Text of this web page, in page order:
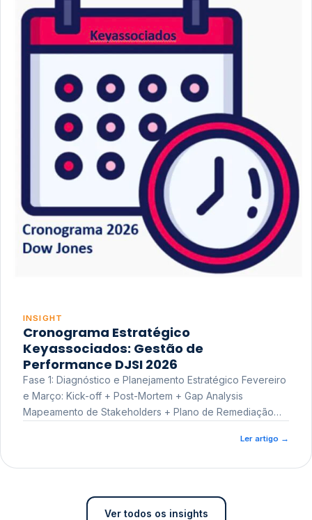
INSIGHT
Cronograma Estratégico
Keyassociados: Gestão de
Performance DJSI 2026
Fase 1: Diagnóstico e Planejamento Estratégico Fevereiro
e Março: Kick-off + Post-Mortem + Gap Analysis
Mapeamento de Stakeholders + Plano de Remediação
Ler artigo →
Ver todos os insights